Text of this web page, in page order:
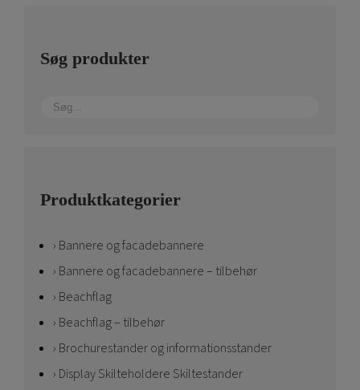
Søg produkter
Produktkategorier
Bannere og facadebannere
Bannere og facadebannere – tilbehør
Beachflag
Beachflag – tilbehør
Brochurestander og informationsstander
Display Skilteholdere Skiltestander